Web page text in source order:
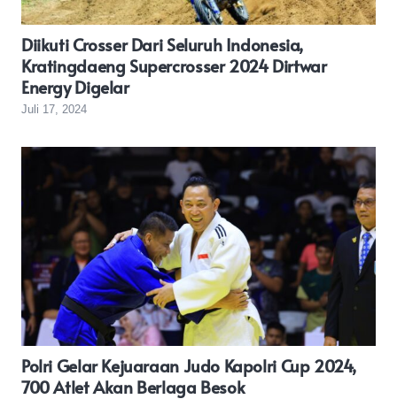
Diikuti Crosser Dari Seluruh Indonesia,
Kratingdaeng Supercrosser 2024 Dirtwar
Energy Digelar
Juli 17, 2024
Polri Gelar Kejuaraan Judo Kapolri Cup 2024,
700 Atlet Akan Berlaga Besok